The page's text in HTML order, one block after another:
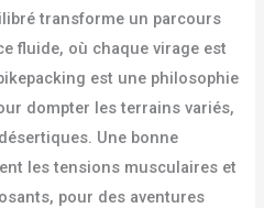
transforme un parcours
fluide, où chaque virage est
est une philosophie
dompter les terrains variés,
Une bonne
les tensions musculaires et
pour des aventures